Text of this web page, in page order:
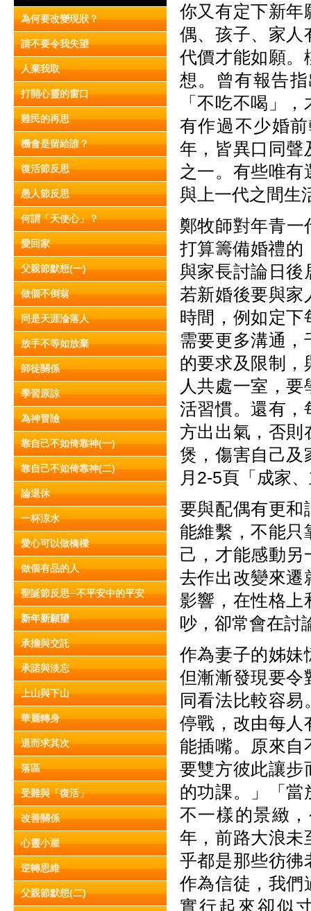
為何要改變現狀？
請不要令我失望
人棄我取
打開心靈的窗口
難民的再思
機會是留給誰？
復活節反思
愚人節反思
何謂「天使心」？
愛回家
父親節默想(一)
做個不倒翁
同是天涯淪落人
放手不等如放棄
師徒關係
學習原諒
為神冒險
靠自己不如倚靠神(一)
靠自己不如倚靠神(二)
論退休
一杯涼水
愛心可以做橋樑
做個有品的人
聖誕節反思─不平安中的平安
新年新願望
承擔與交託
承諾與淡忘
上山與下山
華麗轉身
退而求其次
落區
受難與「復活」
改善關係
心靈小屋
逆轉思維
父親節默想(二)
你又有定下新年
偶、孩子、家人
代價才能如願。
想。曾有報告
「不吃不喝」
有作過不少婚
年，皆異口同聲
之一。有些唯
與上一代之間生
鄭牧師對年青一
打算籌備婚禮的
與家長討論日後
若新婚後要與家
時間，例如定下
需要更多溝通，
的要求及限制，
人共處一室，
活習慣。還有，
方出出氣，否則
煲，傷害自己及
月2-5頁「成家
要與配偶有更和
能維繫，不能只
己，才能感動另
去作出改變來遷
影響，在性格上
吵，卻常會在討
作為妻子的姊妹
但漸漸發現要令
同看法比較容
停戰，改由每人
能插嘴。原來自
要雙方彼此讓步
的功課。」「當
不一樣的景緻
年，前路大浪未
乎都是那些彷
作為信徒，我們
實行起來卻似